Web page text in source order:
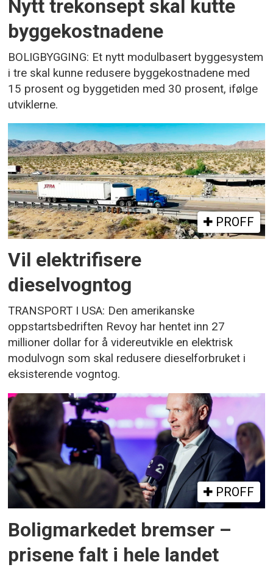
Nytt trekonsept skal kutte
byggekostnadene
BOLIGBYGGING: Et nytt modulbasert byggesystem
i tre skal kunne redusere byggekostnadene med
15 prosent og byggetiden med 30 prosent, ifølge
utviklerne.
PROFF
Vil elektrifisere
dieselvogntog
TRANSPORT I USA: Den amerikanske
oppstartsbedriften Revoy har hentet inn 27
millioner dollar for å videreutvikle en elektrisk
modulvogn som skal redusere dieselforbruket i
eksisterende vogntog.
PROFF
Boligmarkedet bremser –
prisene falt i hele landet